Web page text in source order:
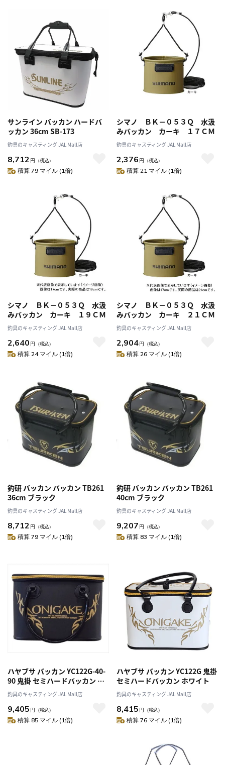
サンライン バッカン ハードバ
ッカン 36cm SB-173
釣具のキャスティング JAL Mall店
8,712 円 （税込）
積算 79 マイル (1倍)
シマノ ＢＫ－０５３Ｑ 水汲
みバッカン カーキ １７ＣＭ
釣具のキャスティング JAL Mall店
2,376 円 （税込）
積算 21 マイル (1倍)
シマノ ＢＫ－０５３Ｑ 水汲
みバッカン カーキ １９ＣＭ
釣具のキャスティング JAL Mall店
2,640 円 （税込）
積算 24 マイル (1倍)
シマノ ＢＫ－０５３Ｑ 水汲
みバッカン カーキ ２１ＣＭ
釣具のキャスティング JAL Mall店
2,904円 （税込）
積算 26 マイル (1倍)
釣研 バッカン バッカン TB261
36cm ブラック
釣具のキャスティング JAL Mall店
8,712 円 （税込）
積算 79 マイル (1倍)
釣研 バッカン バッカン TB261
40cm ブラック
釣具のキャスティング JAL Mall店
9,207 円 （税込）
積算 83 マイル (1倍)
ハヤブサ バッカン YC122G-40-
90 鬼掛 セミハードバッカン ブ
ラック
釣具のキャスティング JAL Mall店
9,405 円 （税込）
積算 85 マイル (1倍)
ハヤブサ バッカン YC122G 鬼掛
セミハードバッカン ホワイト
釣具のキャスティング JAL Mall店
8,415 円 （税込）
積算 76 マイル (1倍)